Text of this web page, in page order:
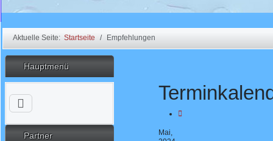
Aktuelle Seite: Startseite Empfehlungen
Hauptmenü
Partner
Mai,